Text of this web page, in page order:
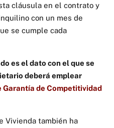
cláusula en el contrato y
con un mes de
se cumple cada
es el dato con el que se
deberá emplear
Garantía de Competitividad
Vivienda también ha